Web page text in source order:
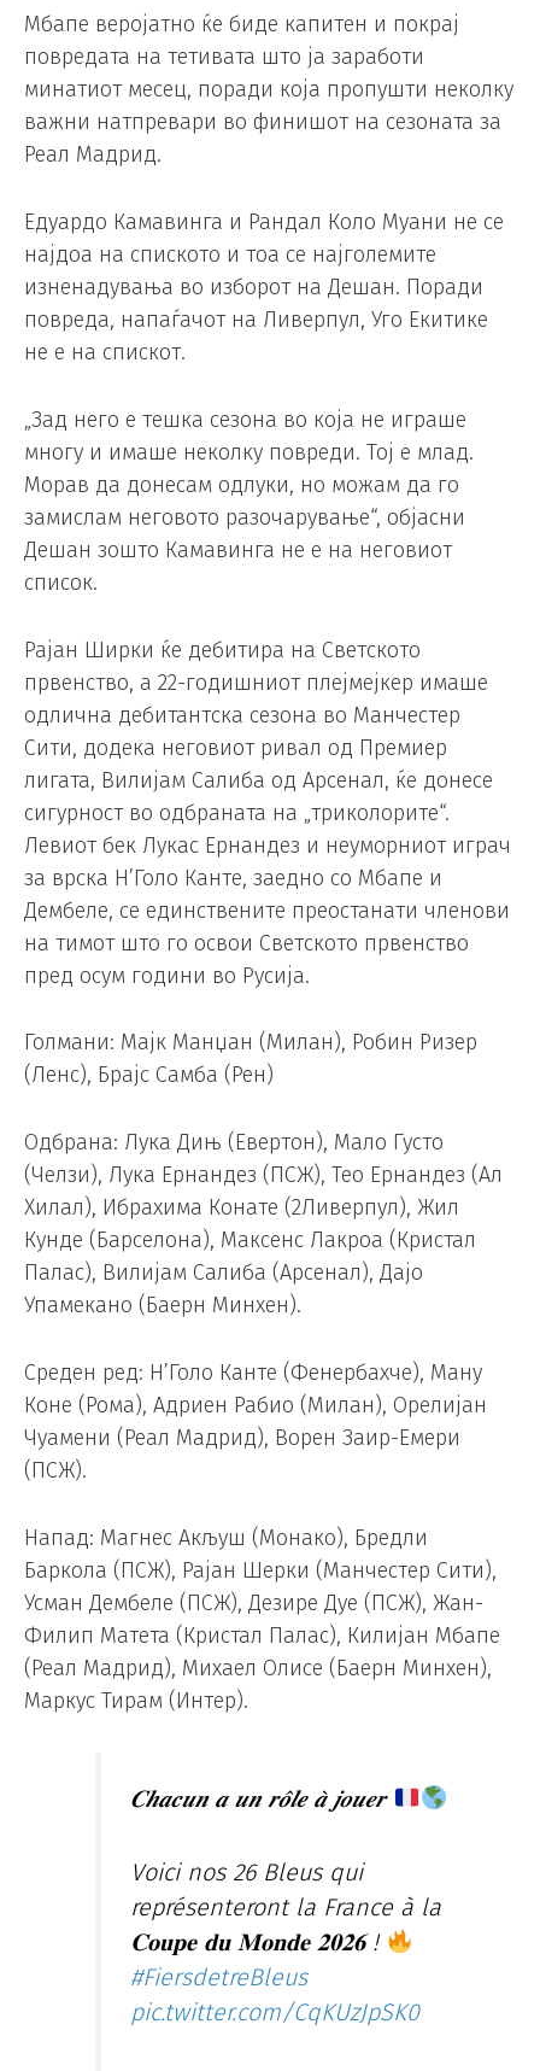
Мбапе веројатно ќе биде капитен и покрај
повредата на тетивата што ја заработи
минатиот месец, поради која пропушти неколку
важни натпревари во финишот на сезоната за
Реал Мадрид.
Едуардо Камавинга и Рандал Коло Муани не се
најдоа на спиското и тоа се најголемите
изненадувања во изборот на Дешан. Поради
повреда, напаѓачот на Ливерпул, Уго Екитике
не е на спискот.
„Зад него е тешка сезона во која не играше
многу и имаше неколку повреди. Тој е млад.
Морав да донесам одлуки, но можам да го
замислам неговото разочарување“, објасни
Дешан зошто Камавинга не е на неговиот
список.
Рајан Ширки ќе дебитира на Светското
првенство, а 22-годишниот плејмејкер имаше
одлична дебитантска сезона во Манчестер
Сити, додека неговиот ривал од Премиер
лигата, Вилијам Салиба од Арсенал, ќе донесе
сигурност во одбраната на „триколорите“.
Левиот бек Лукас Ернандез и неуморниот играч
за врска Н’Голо Канте, заедно со Мбапе и
Дембеле, се единствените преостанати членови
на тимот што го освои Светското првенство
пред осум години во Русија.
Голмани: Мајк Манџан (Милан), Робин Ризер
(Ленс), Брајс Самба (Рен)
Одбрана: Лука Дињ (Евертон), Мало Густо
(Челзи), Лука Ернандез (ПСЖ), Тео Ернандез (Ал
Хилал), Ибрахима Конате (2Ливерпул), Жил
Кунде (Барселона), Максенс Лакроа (Кристал
Палас), Вилијам Салиба (Арсенал), Дајо
Упамекано (Баерн Минхен).
Среден ред: Н’Голо Канте (Фенербахче), Ману
Коне (Рома), Адриен Рабио (Милан), Орелијан
Чуамени (Реал Мадрид), Ворен Заир-Емери
(ПСЖ).
Напад: Магнес Акљуш (Монако), Бредли
Баркола (ПСЖ), Рајан Шерки (Манчестер Сити),
Усман Дембеле (ПСЖ), Дезире Дуе (ПСЖ), Жан-
Филип Матета (Кристал Палас), Килијан Мбапе
(Реал Мадрид), Михаел Олисе (Баерн Минхен),
Маркус Тирам (Интер).
𝑪𝒉𝒂𝒄𝒖𝒏 𝒂 𝒖𝒏 𝒓𝒐̂𝒍𝒆 𝒂̀ 𝒋𝒐𝒖𝒆𝒓
Voici nos 26 Bleus qui
représenteront la France à la
𝐂𝐨𝐮𝐩𝐞 𝐝𝐮 𝐌𝐨𝐧𝐝𝐞 𝟐𝟎𝟐𝟔 !
#FiersdetreBleus
pic.twitter.com/CqKUzJpSK0